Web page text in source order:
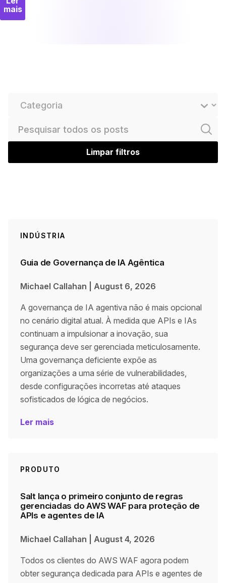
mais
Limpar filtros
INDÚSTRIA
Guia de Governança de IA Agêntica
Michael Callahan August 6, 2026
A governança de IA agentiva não é mais opcional
no cenário digital atual. À medida que APIs e IAs
continuam a impulsionar a inovação, sua
segurança deve ser gerenciada meticulosamente.
Uma governança deficiente expõe as
organizações a uma série de vulnerabilidades,
desde configurações incorretas até ataques
sofisticados de lógica de negócios.
Ler mais
PRODUTO
Salt lança o primeiro conjunto de regras
gerenciadas do AWS WAF para proteção de
APIs e agentes de IA
Michael Callahan August 4, 2026
Todos os clientes do AWS WAF agora podem
obter segurança dedicada para APIs e agentes de